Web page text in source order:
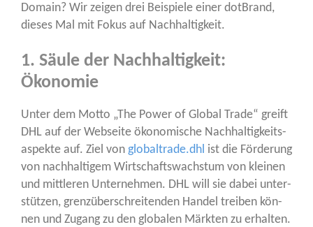
Domain? Wir zei­gen drei Bei­spie­le einer dot­Brand,
die­ses Mal mit Fokus auf Nachhaltigkeit.
1. Säule der Nachhaltigkeit:
Ökonomie
Unter dem Mot­to „The Power of Glo­bal Trade“ greift
DHL auf der Web­sei­te öko­no­mi­sche Nach­hal­tig­keits­
aspek­te auf. Ziel von globaltrade.dhl ist die För­de­rung
von nach­hal­ti­gem Wirt­schafts­wachs­tum von klei­nen
und mitt­le­ren Unter­neh­men. DHL will sie dabei unter­
stüt­zen, grenz­über­schrei­ten­den Han­del trei­ben kön­
nen und Zugang zu den glo­ba­len Märk­ten zu erhalten.